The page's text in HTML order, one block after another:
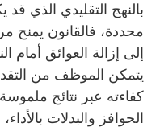
بالنهج التقليدي الذي
محددة، فالقانون يمنح
إلى إزالة العوائق أمام
يتمكن الموظف من
كفاءته عبر نتائج
الحوافز والبدلات